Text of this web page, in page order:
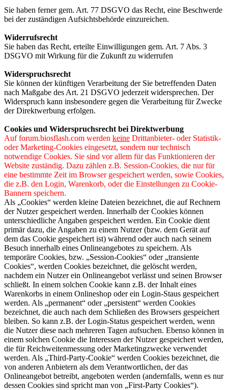
Sie haben ferner gem. Art. 77 DSGVO das Recht, eine Beschwerde
bei der zuständigen Aufsichtsbehörde einzureichen.
Widerrufsrecht
Sie haben das Recht, erteilte Einwilligungen gem. Art. 7 Abs. 3
DSGVO mit Wirkung für die Zukunft zu widerrufen
Widerspruchsrecht
Sie können der künftigen Verarbeitung der Sie betreffenden Daten
nach Maßgabe des Art. 21 DSGVO jederzeit widersprechen. Der
Widerspruch kann insbesondere gegen die Verarbeitung für Zwecke
der Direktwerbung erfolgen.
Cookies und Widerspruchsrecht bei Direktwerbung
Auf forum.biosflash.com werden keine Drittanbieter- oder Statistik-
oder Marketing-Cookies eingesetzt, sondern nur technisch
notwendige Cookies. Sie sind vor allem für das Funktionieren der
Website zuständig. Dazu zählen z.B. Session-Cookies, die nur für
eine bestimmte Zeit im Browser gespeichert werden, sowie Cookies,
die z.B. den Login, Warenkorb, oder die Einstellungen zu Cookie-
Bannern speichern.
Als „Cookies“ werden kleine Dateien bezeichnet, die auf Rechnern
der Nutzer gespeichert werden. Innerhalb der Cookies können
unterschiedliche Angaben gespeichert werden. Ein Cookie dient
primär dazu, die Angaben zu einem Nutzer (bzw. dem Gerät auf
dem das Cookie gespeichert ist) während oder auch nach seinem
Besuch innerhalb eines Onlineangebotes zu speichern. Als
temporäre Cookies, bzw. „Session-Cookies“ oder „transiente
Cookies“, werden Cookies bezeichnet, die gelöscht werden,
nachdem ein Nutzer ein Onlineangebot verlässt und seinen Browser
schließt. In einem solchen Cookie kann z.B. der Inhalt eines
Warenkorbs in einem Onlineshop oder ein Login-Staus gespeichert
werden. Als „permanent“ oder „persistent“ werden Cookies
bezeichnet, die auch nach dem Schließen des Browsers gespeichert
bleiben. So kann z.B. der Login-Status gespeichert werden, wenn
die Nutzer diese nach mehreren Tagen aufsuchen. Ebenso können in
einem solchen Cookie die Interessen der Nutzer gespeichert werden,
die für Reichweitenmessung oder Marketingzwecke verwendet
werden. Als „Third-Party-Cookie“ werden Cookies bezeichnet, die
von anderen Anbietern als dem Verantwortlichen, der das
Onlineangebot betreibt, angeboten werden (andernfalls, wenn es nur
dessen Cookies sind spricht man von „First-Party Cookies“).